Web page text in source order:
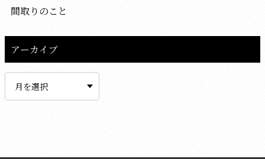
間取りのこと
アーカイブ
イ